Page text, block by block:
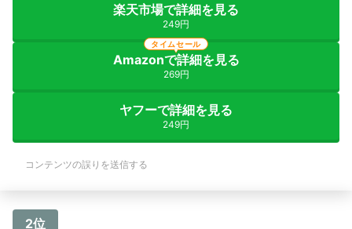
楽天市場で詳細を見る
249円
Amazonで詳細を見る
269円
タイムセール
ヤフーで詳細を見る
249円
コンテンツの誤りを送信する
2位